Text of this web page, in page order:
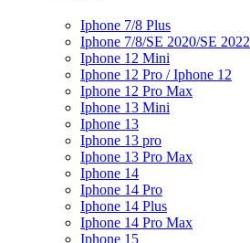
Iphone 7/8 Plus
Iphone 7/8/SE 2020/SE 2022
Iphone 12 Mini
Iphone 12 Pro / Iphone 12
Iphone 12 Pro Max
Iphone 13 Mini
Iphone 13
Iphone 13 pro
Iphone 13 Pro Max
Iphone 14
Iphone 14 Pro
Iphone 14 Plus
Iphone 14 Pro Max
Iphone 15